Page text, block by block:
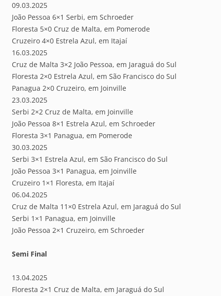
09.03.2025
João Pessoa 6×1 Serbi, em Schroeder
Floresta 5×0 Cruz de Malta, em Pomerode
Cruzeiro 4×0 Estrela Azul, em Itajaí
16.03.2025
Cruz de Malta 3×2 João Pessoa, em Jaraguá do Sul
Floresta 2×0 Estrela Azul, em São Francisco do Sul
Panagua 2×0 Cruzeiro, em Joinville
23.03.2025
Serbi 2×2 Cruz de Malta, em Joinville
João Pessoa 8×1 Estrela Azul, em Schroeder
Floresta 3×1 Panagua, em Pomerode
30.03.2025
Serbi 3×1 Estrela Azul, em São Francisco do Sul
João Pessoa 3×1 Panagua, em Joinville
Cruzeiro 1×1 Floresta, em Itajaí
06.04.2025
Cruz de Malta 11×0 Estrela Azul, em Jaraguá do Sul
Serbi 1×1 Panagua, em Joinville
João Pessoa 2×1 Cruzeiro, em Schroeder
Semi Final
13.04.2025
Floresta 2×1 Cruz de Malta, em Jaraguá do Sul